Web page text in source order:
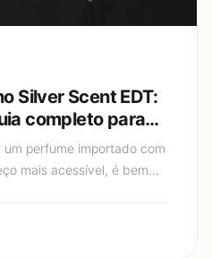
Silver Scent EDT:
completo para
exagerar
perfume importado com
mais acessível, é bem